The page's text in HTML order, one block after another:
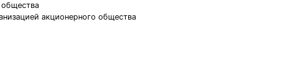
общества
акционерного общества